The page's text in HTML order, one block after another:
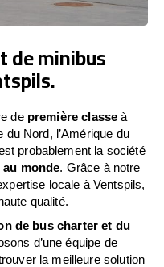
de minibus
de première classe à
du Nord, l’Amérique du
probablement la société
monde. Grâce à notre
locale à Ventspils,
qualité.
de bus charter et du
d’une équipe de
la meilleure solution